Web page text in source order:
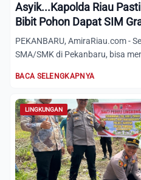
Asyik...Kapolda Riau
Bibit Pohon Dapat SIM
PEKANBARU, AmiraRiau.com -
SMA/SMK di Pekanbaru, bisa
BACA SELENGKAPNYA
LINGKUNGAN